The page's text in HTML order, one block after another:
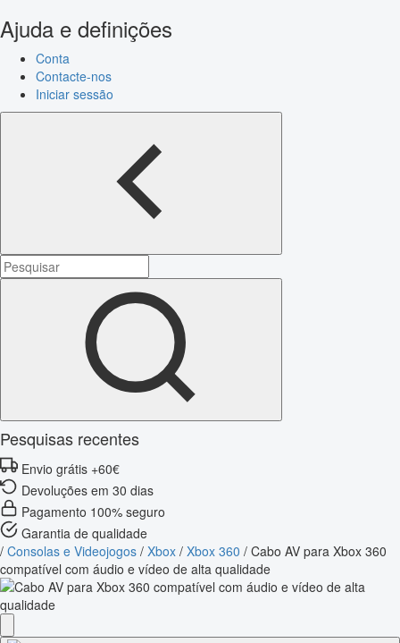
Ajuda e definições
Conta
Contacte-nos
Iniciar sessão
Pesquisas recentes
Envio grátis +60€
Devoluções em 30 dias
Pagamento 100% seguro
Garantia de qualidade
/ Consolas e Videojogos / Xbox / Xbox 360 / Cabo AV para Xbox 360
compatível com áudio e vídeo de alta qualidade